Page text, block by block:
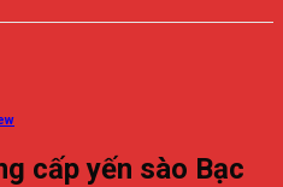
cấp yến sào Bạc